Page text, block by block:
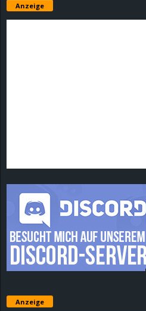
Anzeige
Anzeige